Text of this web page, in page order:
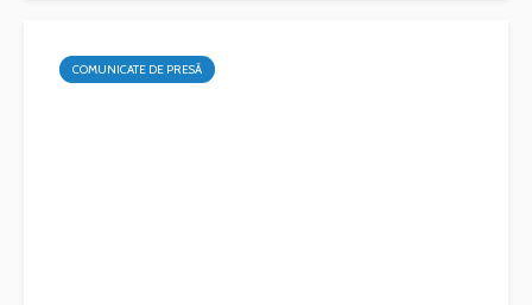
COMUNICATE DE PRESĂ